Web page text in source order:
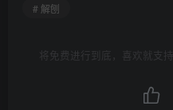
# 解刨
将免费进行到底，喜欢就支